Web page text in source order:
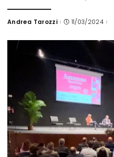
Posted
Andrea Tarozzi 11/03/2024